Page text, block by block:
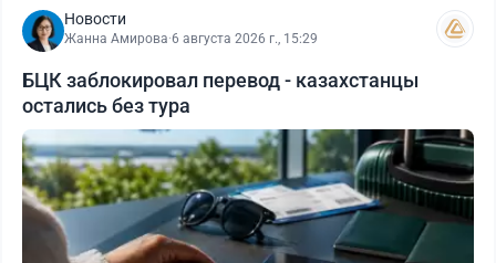
Новости
Жанна Амирова·6 августа 2026 г., 15:29
БЦК заблокировал перевод - казахстанцы
остались без тура